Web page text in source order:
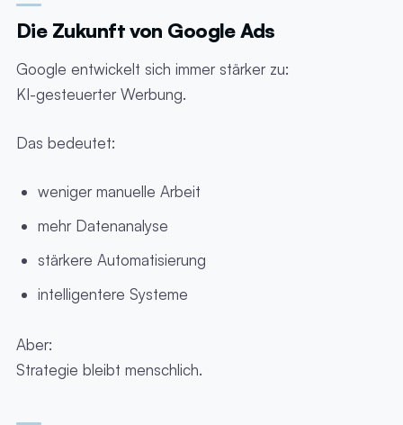
Die Zukunft von Google Ads
Google entwickelt sich immer stärker zu:
KI-gesteuerter Werbung.
Das bedeutet:
weniger manuelle Arbeit
mehr Datenanalyse
stärkere Automatisierung
intelligentere Systeme
Aber:
Strategie bleibt menschlich.